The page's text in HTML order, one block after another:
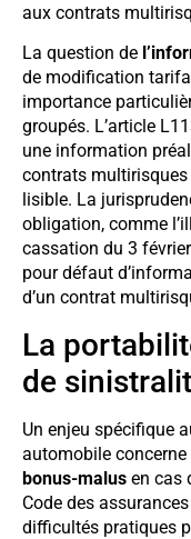
aux contrats
La question de
de modification
importance
groupés. L’article
une information
contrats
lisible. La
obligation, comme
cassation du 3
pour défaut
d’un contrat
La
de
Un enjeu spécifique
automobile concerne
bonus-malus en cas
Code des
difficultés pratiques